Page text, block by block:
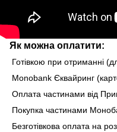
Як можна оплатити:
Готівкою при отриманні
Monobank Єквайринг
Оплата частинами від
Покупка частинами
Безготівкова оплата на